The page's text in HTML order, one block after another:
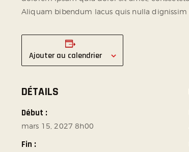
Aliquam bibendum lacus quis nulla dignissim
Ajouter au calendrier
DÉTAILS
Début :
mars 15, 2027 8h00
Fin :